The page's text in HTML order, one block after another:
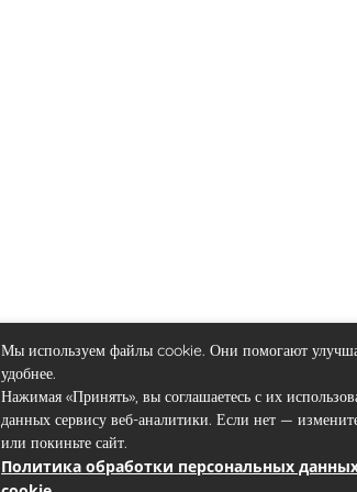
Контакты Пользовательское соглашение
Мы используем файлы cookie. Они помогают
удобнее.
Нажимая «Принять», вы соглашаетесь с их
данных сервису веб-аналитики. Если нет —
или покиньте сайт.
Политика обработки персональных